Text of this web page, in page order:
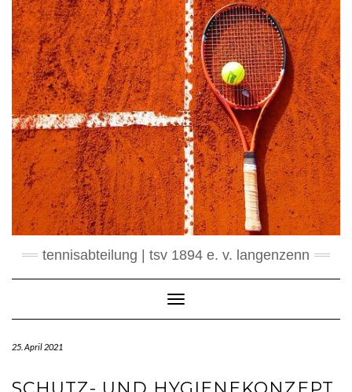
Skip
content
tennisabteilung | tsv 1894 e. v. langenzenn
Toggle Navigation
25. April 2021